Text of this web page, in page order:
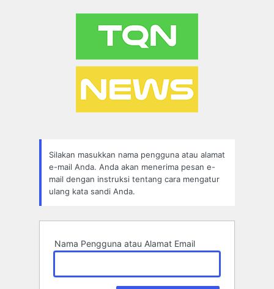
Silakan masukkan nama pengguna atau alamat
e-mail Anda. Anda akan menerima pesan e-
mail dengan instruksi tentang cara mengatur
ulang kata sandi Anda.
Nama Pengguna atau Alamat Email